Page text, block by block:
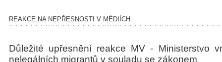
REAKCE NA NEPŘESNOSTI V MÉDIÍCH
Důležité upřesnění reakce MV - Ministerstvo
nelegálních migrantů v souladu se zákonem